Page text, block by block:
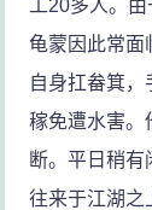
工20多人。
龟蒙因此常面
自身扛畚箕
稼免遭水害。
断。平日稍
往来于江湖之